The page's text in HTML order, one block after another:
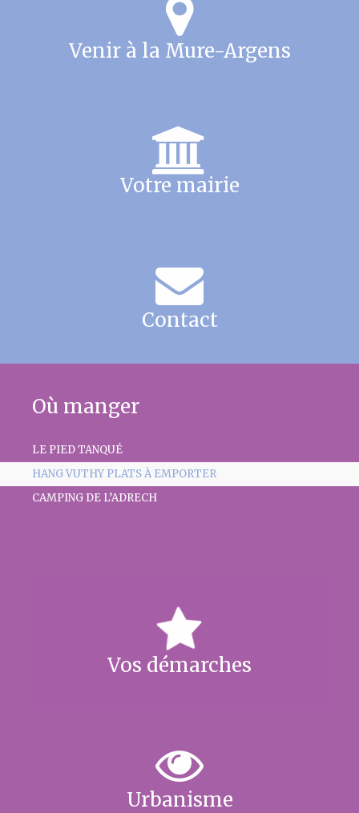
Venir à la Mure-Argens
Votre mairie
Contact
Où manger
LE PIED TANQUÉ
HANG VUTHY PLATS À EMPORTER
CAMPING DE L’ADRECH
Vos démarches
Urbanisme